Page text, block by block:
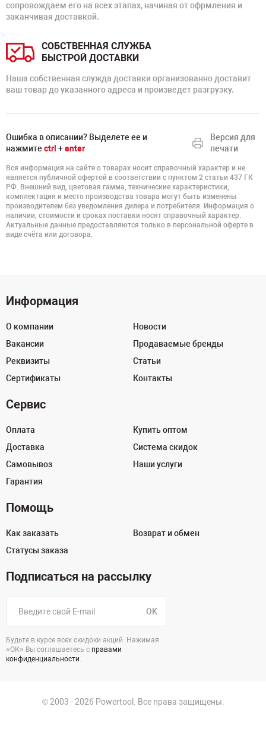
сопровождаем его на всех этапах, начиная от офрмления и
заканчивая доставкой.
СОБСТВЕННАЯ СЛУЖБА
БЫСТРОЙ ДОСТАВКИ
Наша собственная служда доставки организованно доставит
ваш товар до указанного адреса и произведет разгрузку.
Ошибка в описании? Выделете ее и
нажмите ctrl +enter
Версия для
печати
Вся информация на сайте о товарах носит справочный характер и не
является публичной офертой в соответствии с пунктом 2 статьи 437 ГК
РФ. Внешний вид, цветовая гамма, технические характеристики,
комплектация и место производства товара могут быть изменены
производителем без уведомления дилера и потребителя. Информация о
наличии, стоимости и сроках поставки носят справочный характер.
Актуальные данные предоставляются только в персональной оферте в
виде счёта или договора.
Информация
О компании
Вакансии
Реквизиты
Сертификаты
Новости
Продаваемые бренды
Статьи
Контакты
Сервис
Оплата
Доставка
Самовывоз
Гарантия
Купить оптом
Система скидок
Наши услуги
Помощь
Как заказать
Статусы заказа
Возврат и обмен
Подписаться на рассылку
OK
Будьте в курсе всех скидоки акций. Нажимая
«ОК» Вы соглашаетесь с правами
конфиденциальности.
© 2003 - 2026 Powertool. Все права защищены.